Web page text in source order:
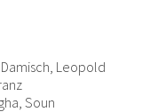
Leopold
Soun